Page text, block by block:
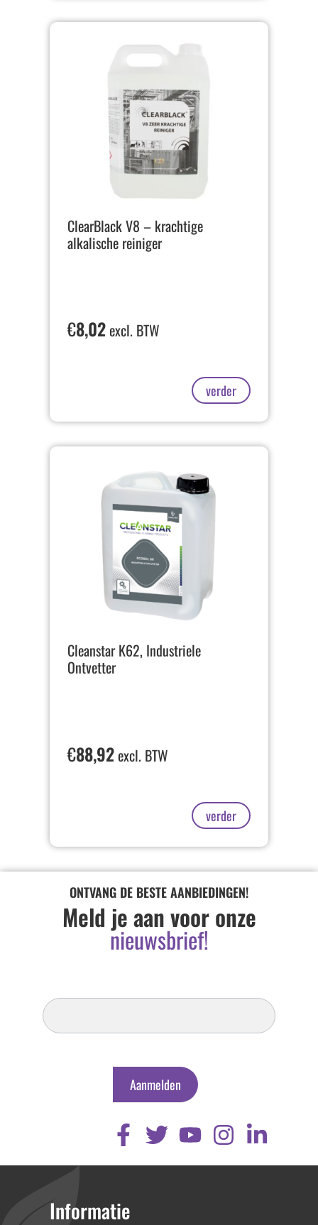
ClearBlack V8 – krachtige
alkalische reiniger
€8,02excl. BTW
verder
Cleanstar K62, Industriele
Ontvetter
€88,92excl. BTW
verder
ONTVANG DE BESTE AANBIEDINGEN!
Meld je aan voor onze
nieuwsbrief!
Inschrijven
Nieuwsbrief
Aanmelden
Informatie